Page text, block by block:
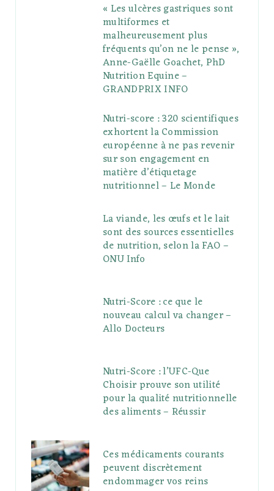
« Les ulcères gastriques sont
multiformes et
malheureusement plus
fréquents qu’on ne le pense »,
Anne-Gaëlle Goachet, PhD
Nutrition Equine –
GRANDPRIX INFO
Nutri-score : 320 scientifiques
exhortent la Commission
européenne à ne pas revenir
sur son engagement en
matière d’étiquetage
nutritionnel – Le Monde
La viande, les œufs et le lait
sont des sources essentielles
de nutrition, selon la FAO –
ONU Info
Nutri-Score : ce que le
nouveau calcul va changer –
Allo Docteurs
Nutri-Score : l’UFC-Que
Choisir prouve son utilité
pour la qualité nutritionnelle
des aliments – Réussir
Ces médicaments courants
peuvent discrètement
endommager vos reins